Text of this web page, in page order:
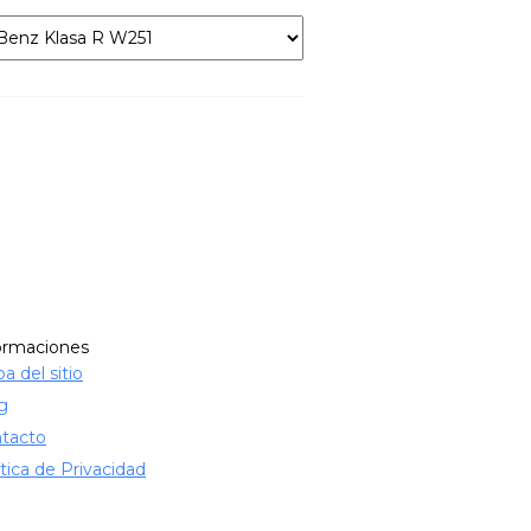
del sitio
de Privacidad